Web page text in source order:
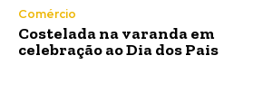
Comércio
Costelada na varanda em
celebração ao Dia dos Pais